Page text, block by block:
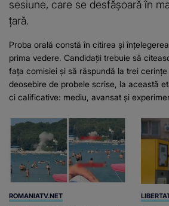
sesiune, care se desfășoară în
țară.
Proba orală constă în citirea și
prima vedere. Candidații trebuie să
fața comisiei și să răspundă la trei
deosebire de probele scrise, la această
ci calificative: mediu, avansat și
ROMANIATV.NET